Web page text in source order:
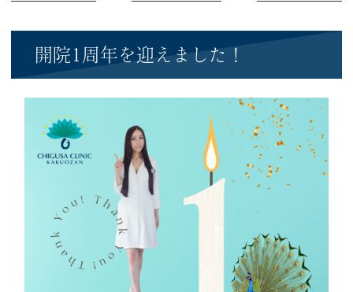
開院1周年を迎えました！